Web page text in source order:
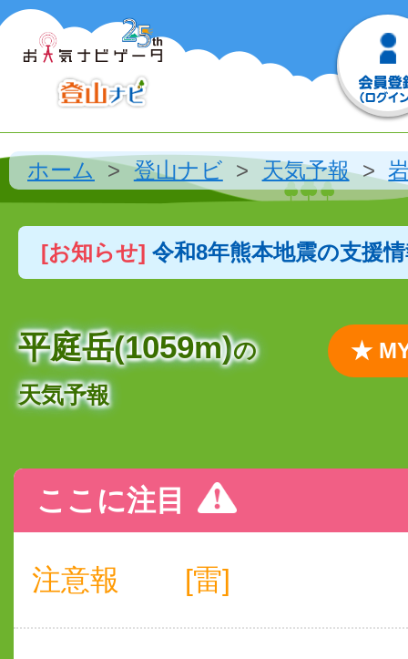
ホーム 登山ナビ 天気予報
[お知らせ] 令和8年熊本地震の支援
平庭岳(1059m)の
天気予報
★
ここに注目
注意報 [雷]